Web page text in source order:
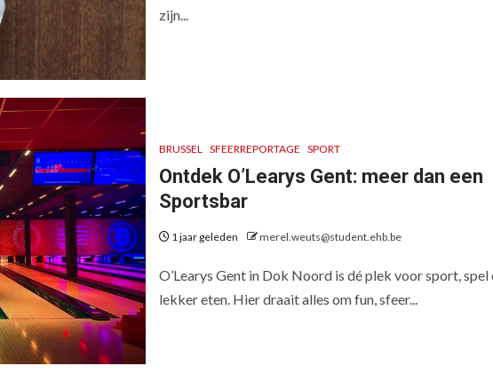
zijn...
BRUSSEL SFEERREPORTAGE SPORT
Ontdek O’Learys Gent: meer dan een
Sportsbar
1 jaar geleden merel.weuts@student.ehb.be
O’Learys Gent in Dok Noord is dé plek voor sport, spel
lekker eten. Hier draait alles om fun, sfeer...